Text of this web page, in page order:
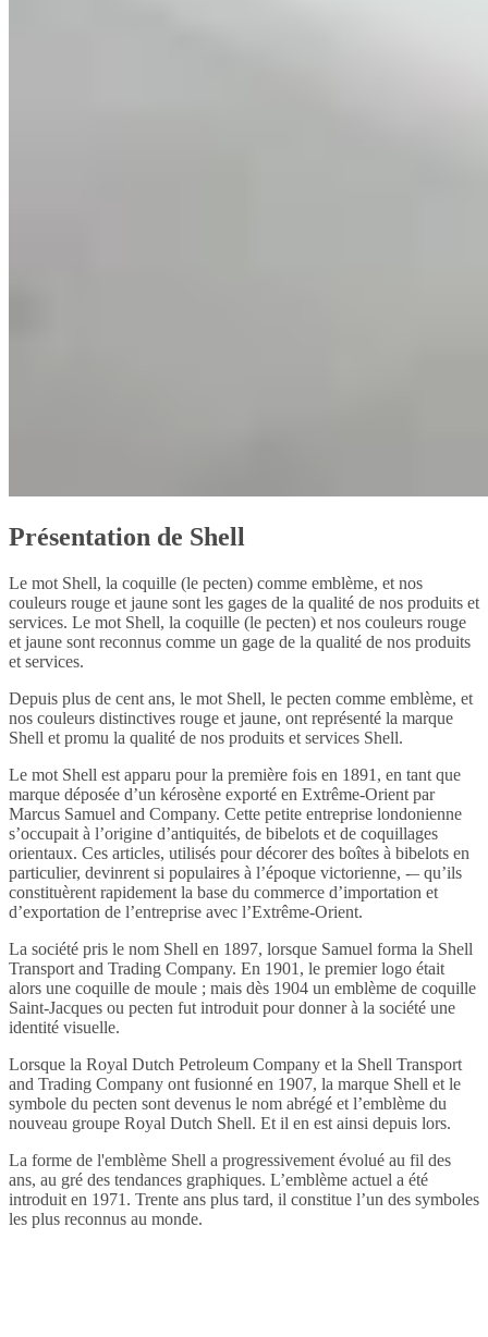
Présentation de Shell
Le mot Shell, la coquille (le pecten) comme emblème, et nos
couleurs rouge et jaune sont les gages de la qualité de nos produits et
services. Le mot Shell, la coquille (le pecten) et nos couleurs rouge
et jaune sont reconnus comme un gage de la qualité de nos produits
et services.
Depuis plus de cent ans, le mot Shell, le pecten comme emblème, et
nos couleurs distinctives rouge et jaune, ont représenté la marque
Shell et promu la qualité de nos produits et services Shell.
Le mot Shell est apparu pour la première fois en 1891, en tant que
marque déposée d’un kérosène exporté en Extrême-Orient par
Marcus Samuel and Company. Cette petite entreprise londonienne
s’occupait à l’origine d’antiquités, de bibelots et de coquillages
orientaux. Ces articles, utilisés pour décorer des boîtes à bibelots en
particulier, devinrent si populaires à l’époque victorienne, -– qu’ils
constituèrent rapidement la base du commerce d’importation et
d’exportation de l’entreprise avec l’Extrême-Orient.
La société pris le nom Shell en 1897, lorsque Samuel forma la Shell
Transport and Trading Company. En 1901, le premier logo était
alors une coquille de moule ; mais dès 1904 un emblème de coquille
Saint-Jacques ou pecten fut introduit pour donner à la société une
identité visuelle.
Lorsque la Royal Dutch Petroleum Company et la Shell Transport
and Trading Company ont fusionné en 1907, la marque Shell et le
symbole du pecten sont devenus le nom abrégé et l’emblème du
nouveau groupe Royal Dutch Shell. Et il en est ainsi depuis lors.
La forme de l'emblème Shell a progressivement évolué au fil des
ans, au gré des tendances graphiques. L’emblème actuel a été
introduit en 1971. Trente ans plus tard, il constitue l’un des symboles
les plus reconnus au monde.